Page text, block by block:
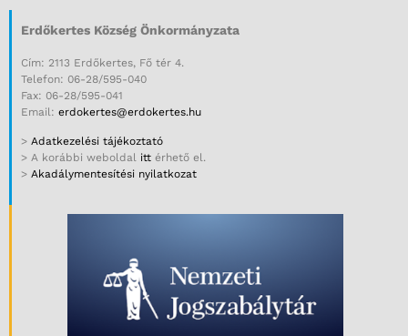
Erdőkertes Község Önkormányzata
Cím: 2113 Erdőkertes, Fő tér 4.
Telefon: 06-28/595-040
Fax: 06-28/595-041
Email: erdokertes@erdokertes.hu
> Adatkezelési tájékoztató
> A korábbi weboldal itt érhető el.
> Akadálymentesítési nyilatkozat